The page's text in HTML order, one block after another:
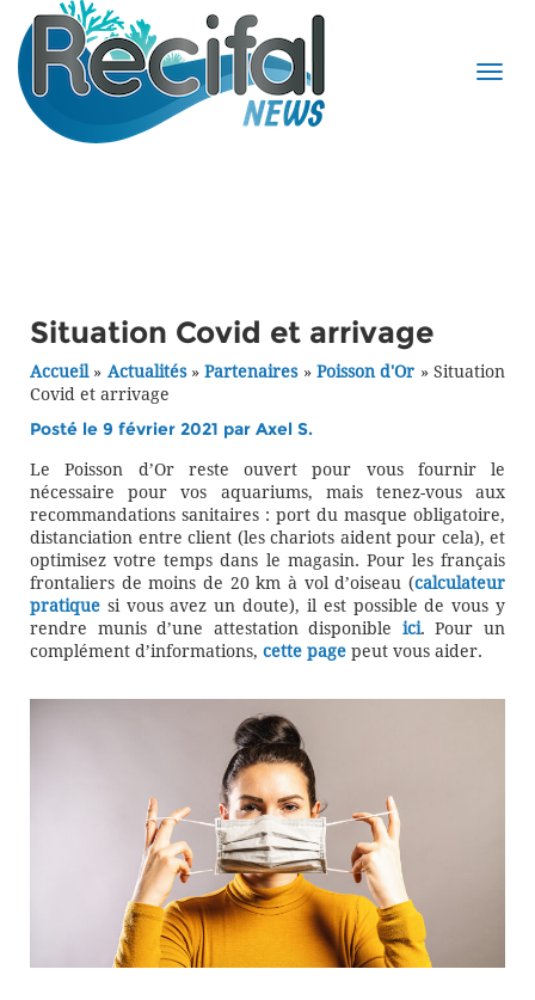
Situation Covid et arrivage
Accueil» Actualités»Partenaires»Poisson d'Or »Situation
Covid et arrivage
Posté le 9 février 2021 par Axel S.
Le Poisson d’Or reste ouvert pour vous fournir le
nécessaire pour vos aquariums, mais tenez-vous aux
recommandations sanitaires : port du masque obligatoire,
distanciation entre client (les chariots aident pour cela), et
optimisez votre temps dans le magasin. Pour les français
frontaliers de moins de 20 km à vol d’oiseau (calculateur
pratique si vous avez un doute), il est possible de vous y
rendre munis d’une attestation disponible ici. Pour un
complément d’informations, cette page peut vous aider.